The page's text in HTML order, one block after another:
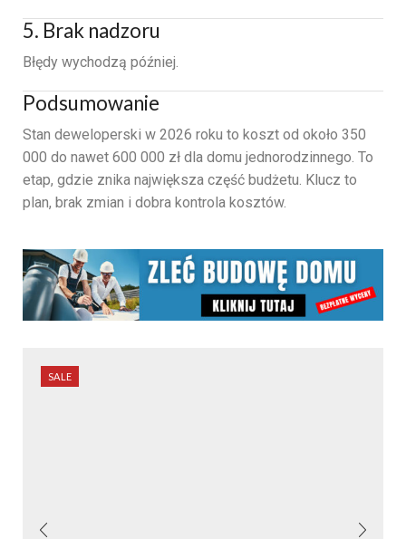
5. Brak nadzoru
Błędy wychodzą później.
Podsumowanie
Stan deweloperski w 2026 roku to koszt od około 350
000 do nawet 600 000 zł dla domu jednorodzinnego. To
etap, gdzie znika największa część budżetu. Klucz to
plan, brak zmian i dobra kontrola kosztów.
SALE